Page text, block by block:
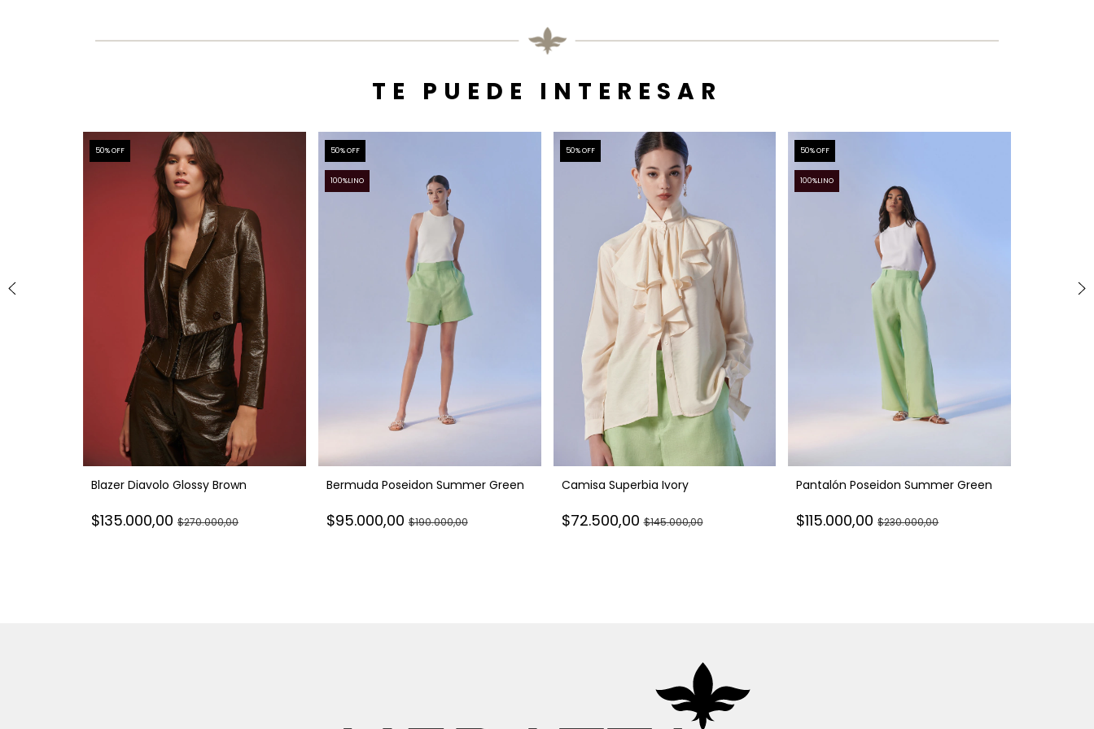
TE PUEDE INTERESAR
50% OFF
Blazer Diavolo Glossy Brown
$135.000,00 $270.000,00
50% OFF
100%LINO
Bermuda Poseidon Summer Green
$95.000,00$190.000,00
50% OFF
Camisa Superbia Ivory
$72.500,00$145.000,00
50% OFF
100%LINO
Pantalón Poseidon Summer Green
$115.000,00$230.000,00